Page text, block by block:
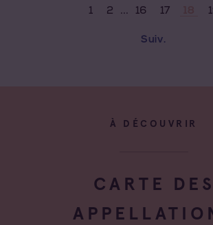
1 2 ... 16 17
Suiv.
À DÉCOUVRIR
CARTE DES